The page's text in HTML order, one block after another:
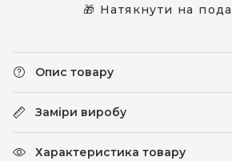
🎁 Натякнути на
Опис товару
Заміри виробу
Характеристика товару